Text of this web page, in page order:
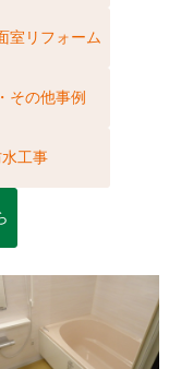
室リフォーム
その他事例
水工事